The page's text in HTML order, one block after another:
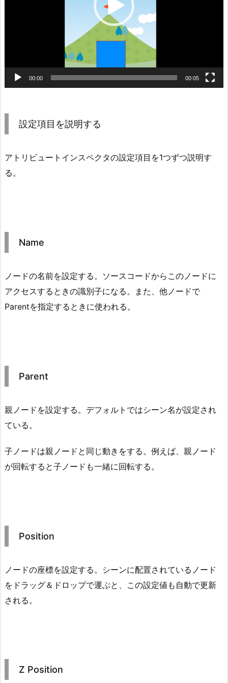
00:00 00:05
設定項目を説明する
アトリビュートインスペクタの設定項目を1つずつ説明す
る。
Name
ノードの名前を設定する。ソースコードからこのノードに
アクセスするときの識別子になる。また、他ノードで
Parentを指定するときに使われる。
Parent
親ノードを設定する。デフォルトではシーン名が設定され
ている。
子ノードは親ノードと同じ動きをする。例えば、親ノード
が回転すると子ノードも一緒に回転する。
Position
ノードの座標を設定する。シーンに配置されているノード
をドラッグ＆ドロップで運ぶと、この設定値も自動で更新
される。
Z Position